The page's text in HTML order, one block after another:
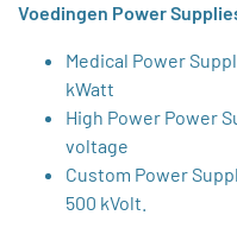
Voedingen Power
Medical Power
kWatt
High Power Power
voltage
Custom Power
500 kVolt.